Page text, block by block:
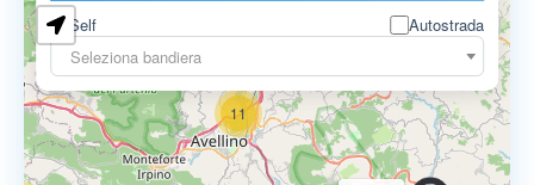
Self
Autostrada
Seleziona bandiera
11